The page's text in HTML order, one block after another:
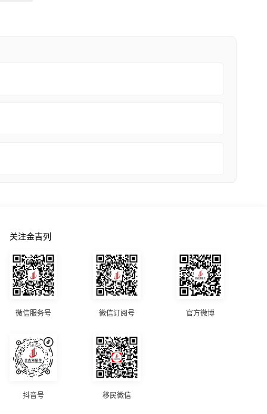
关注金吉列
微信服务号 微信订阅号 官方微博
抖音号 移民微信